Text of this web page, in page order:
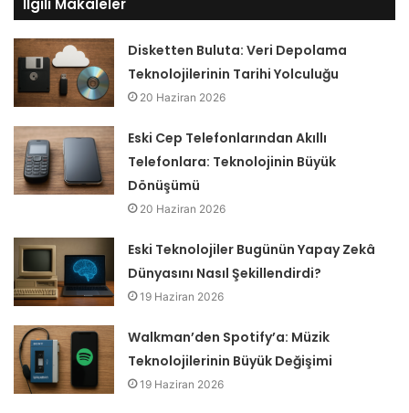
İlgili Makaleler
Disketten Buluta: Veri Depolama
Teknolojilerinin Tarihi Yolculuğu
20 Haziran 2026
Eski Cep Telefonlarından Akıllı
Telefonlara: Teknolojinin Büyük
Dönüşümü
20 Haziran 2026
Eski Teknolojiler Bugünün Yapay Zekâ
Dünyasını Nasıl Şekillendirdi?
19 Haziran 2026
Walkman’den Spotify’a: Müzik
Teknolojilerinin Büyük Değişimi
19 Haziran 2026